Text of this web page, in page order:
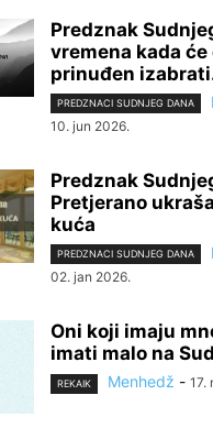
Predznak
vremena kada
prinuđen
PREDZNACI SUDNJEG DANA
10. jun 2026.
Predznak
Pretjerano
kuća
PREDZNACI SUDNJEG DANA
02. jan 2026.
Oni koji imaju
imati malo na
REKAIK Menhedž - 17.